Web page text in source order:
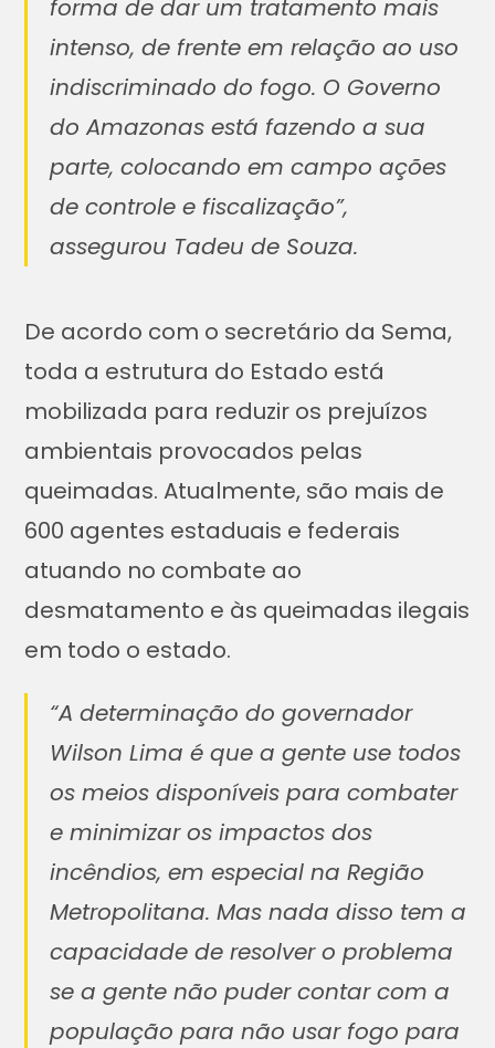
forma de dar um tratamento mais
intenso, de frente em relação ao uso
indiscriminado do fogo. O Governo
do Amazonas está fazendo a sua
parte, colocando em campo ações
de controle e fiscalização”,
assegurou Tadeu de Souza.
De acordo com o secretário da Sema,
toda a estrutura do Estado está
mobilizada para reduzir os prejuízos
ambientais provocados pelas
queimadas. Atualmente, são mais de
600 agentes estaduais e federais
atuando no combate ao
desmatamento e às queimadas ilegais
em todo o estado.
“A determinação do governador
Wilson Lima é que a gente use todos
os meios disponíveis para combater
e minimizar os impactos dos
incêndios, em especial na Região
Metropolitana. Mas nada disso tem a
capacidade de resolver o problema
se a gente não puder contar com a
população para não usar fogo para